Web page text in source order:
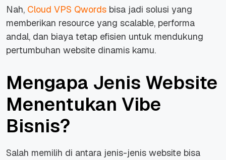
Nah, Cloud VPS Qwords bisa jadi solusi yang
memberikan resource yang scalable, performa
andal, dan biaya tetap efisien untuk mendukung
pertumbuhan website dinamis kamu.
Mengapa Jenis Website
Menentukan Vibe
Bisnis?
Salah memilih di antara jenis-jenis website bisa